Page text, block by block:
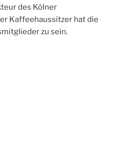
des Kölner
Kaffeehaussitzer hat die
zu sein.